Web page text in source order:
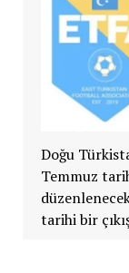
Doğu
Temmuz
tarihi bir